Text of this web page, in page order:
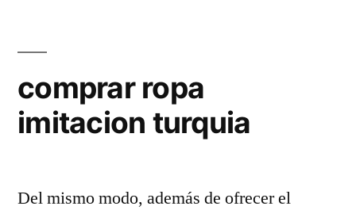
comprar ropa
imitacion turquia
Del mismo modo, además de ofrecer el